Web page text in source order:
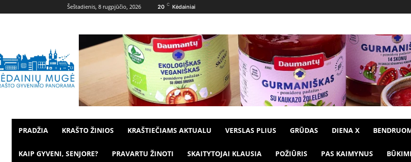
Šeštadienis, 8 rugpjūčio, 2026 20 C Kėdainiai
PRADŽIA KRAŠTO ŽINIOS KRAŠTIEČIAMS AKTUALU VERSLAS PLIUS GRŪDAS DIENA X
KAIP GYVENI, SENJORE? PRAVARTU ŽINOTI SKAITYTOJAI KLAUSIA POŽIŪRIS PAS KAIMYNUS